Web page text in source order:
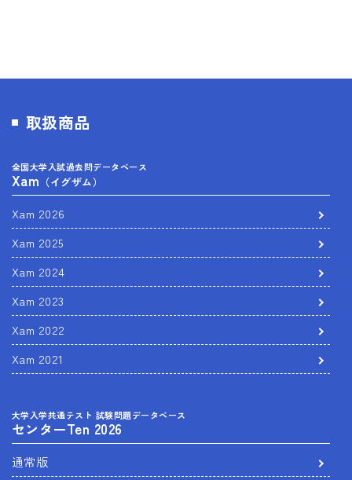
取扱商品
全国大学入試過去問データベース
Xam （イグザム）
Xam 2026
Xam 2025
Xam 2024
Xam 2023
Xam 2022
Xam 2021
大学入学共通テスト 試験問題データベース
センターTen 2026
通常版